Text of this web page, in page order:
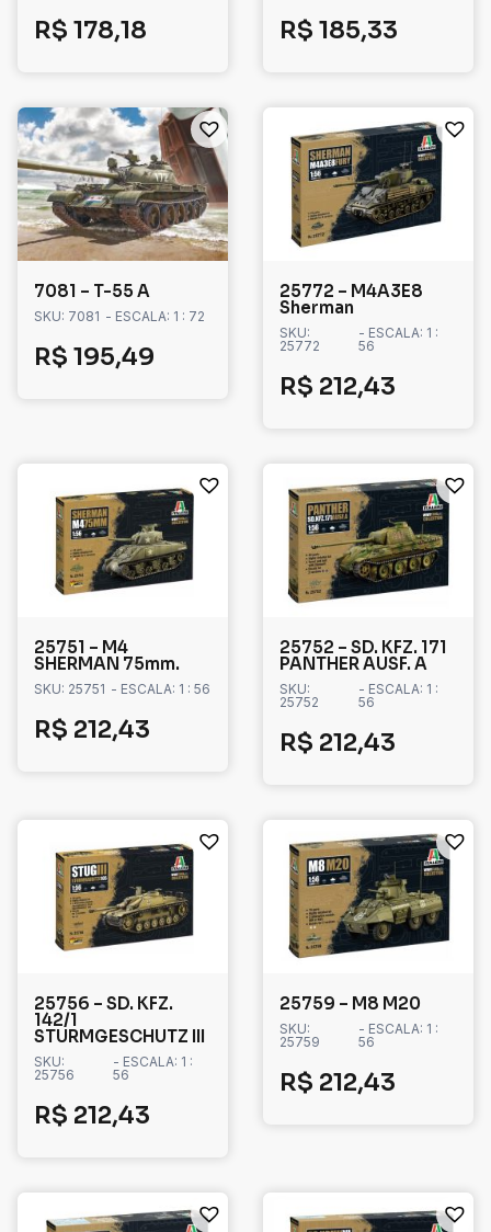
R$ 178,18 R$ 185,33
7081 – T-55 A
SKU: 7081 - ESCALA: 1 : 72
R$ 195,49
25772 – M4A3E8
Sherman
SKU:
25772
- ESCALA: 1 :
56
R$ 212,43
25751 – M4
SHERMAN 75mm.
SKU: 25751 - ESCALA: 1 : 56
R$ 212,43
25752 – SD. KFZ. 171
PANTHER AUSF. A
SKU:
25752
- ESCALA: 1 :
56
R$ 212,43
25756 – SD. KFZ.
142/1
STURMGESCHUTZ III
SKU:
25756
- ESCALA: 1 :
56
R$ 212,43
25759 – M8 M20
SKU:
25759
- ESCALA: 1 :
56
R$ 212,43